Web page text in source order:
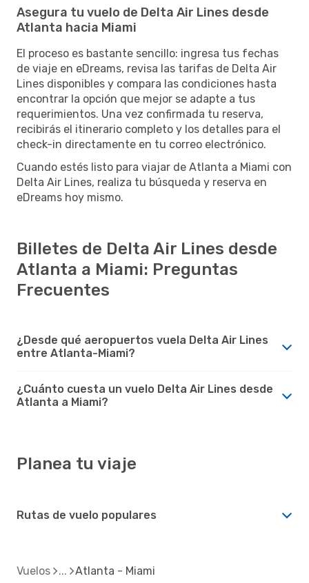
Asegura tu vuelo de Delta Air Lines desde
Atlanta hacia Miami
El proceso es bastante sencillo: ingresa tus fechas
de viaje en eDreams, revisa las tarifas de Delta Air
Lines disponibles y compara las condiciones hasta
encontrar la opción que mejor se adapte a tus
requerimientos. Una vez confirmada tu reserva,
recibirás el itinerario completo y los detalles para el
check-in directamente en tu correo electrónico.
Cuando estés listo para viajar de Atlanta a Miami con
Delta Air Lines, realiza tu búsqueda y reserva en
eDreams hoy mismo.
Billetes de Delta Air Lines desde
Atlanta a Miami: Preguntas
Frecuentes
¿Desde qué aeropuertos vuela Delta Air Lines
entre Atlanta-Miami?
¿Cuánto cuesta un vuelo Delta Air Lines desde
Atlanta a Miami?
Planea tu viaje
Rutas de vuelo populares
Vuelos Atlanta - Miami